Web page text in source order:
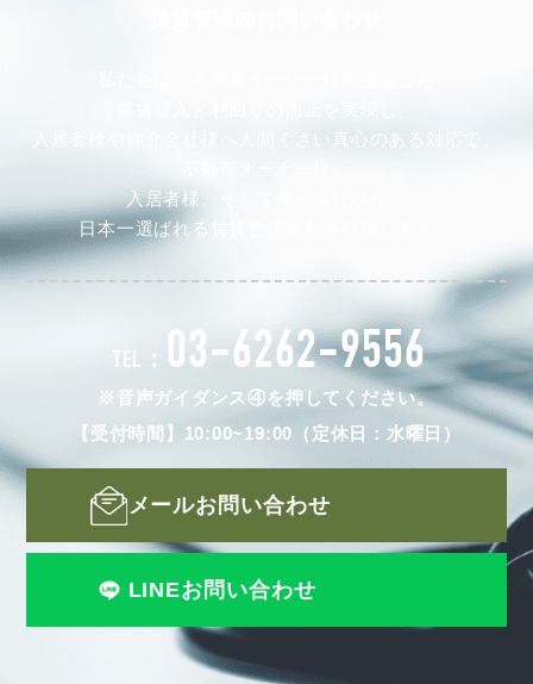
入居者様や仲介会社様へ人間くさい真心のある対応で、
入居者様、そして仲介会社様から
日本一選ばれる賃貸管理会社を目指します。
TEL： 03-6262-9556
※音声ガイダンス④を押してください。
【受付時間】10:00~19:00（定休日：水曜日）
メールお問い合わせ
LINEお問い合わせ